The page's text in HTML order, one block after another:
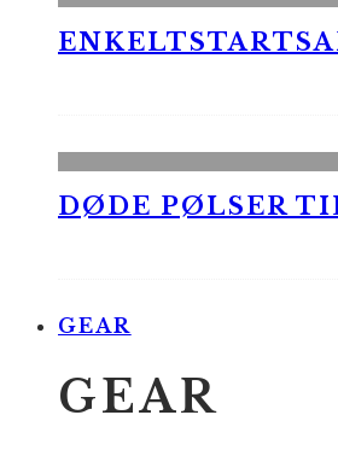
DØDE PØLSER
GEAR
GEAR